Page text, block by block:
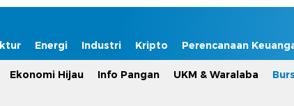
Energi Industri Kripto Perencanaan
Ekonomi Hijau Info Pangan UKM & Waralaba